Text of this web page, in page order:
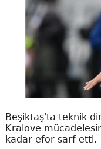
Beşiktaş'ta teknik
Kralove
kadar efor sarf etti.